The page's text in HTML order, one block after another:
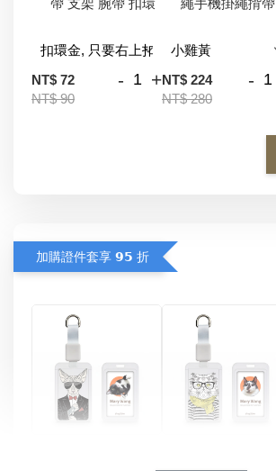
帶 支架 腕帶 扣環
NT$ 72
NT$ 90
- +
繩手機掛繩揹帶
NT$ 224
NT$ 280
-
加購證件套享 𝟵𝟱 折